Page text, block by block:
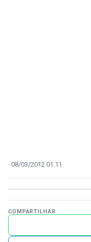
08/03/2012 01:11
COMPARTILHAR